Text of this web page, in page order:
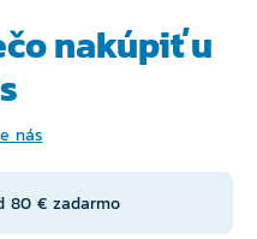
nakúpiť u
nás
80 € zadarmo